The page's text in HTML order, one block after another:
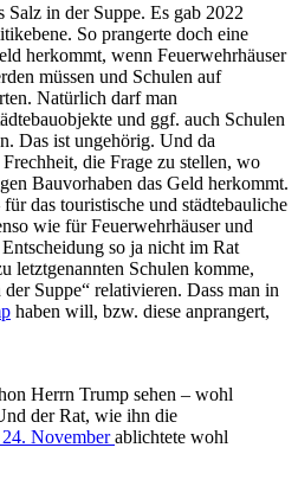
Salz in der Suppe. Es gab 2022
So prangerte doch eine
herkommt, wenn Feuerwehrhäuser
müssen und Schulen auf
Natürlich darf man
und ggf. auch Schulen
Das ist ungehörig. Und da
die Frage zu stellen, wo
Bauvorhaben das Geld herkommt.
das touristische und städtebauliche
wie für Feuerwehrhäuser und
so ja nicht im Rat
letztgenannten Schulen komme,
Suppe“ relativieren. Dass man in
haben will, bzw. diese anprangert,
Herrn Trump sehen – wohl
der Rat, wie ihn die
Novemberablichtete wohl